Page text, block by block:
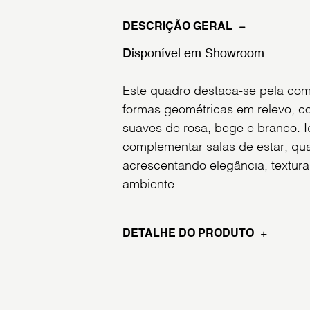
DESCRIÇÃO GERAL
Disponível em Showroom
Este quadro destaca-se pela
formas geométricas em relevo,
suaves de rosa, bege e branco.
complementar salas de estar,
acrescentando elegância,
ambiente.
DETALHE DO PRODUTO